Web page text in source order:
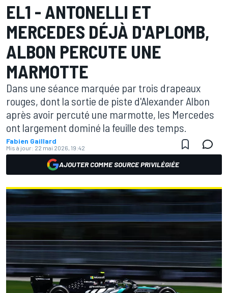
EL1 - ANTONELLI ET
MERCEDES DÉJÀ D'APLOMB,
ALBON PERCUTE UNE
MARMOTTE
Dans une séance marquée par trois drapeaux
rouges, dont la sortie de piste d'Alexander Albon
après avoir percuté une marmotte, les Mercedes
ont largement dominé la feuille des temps.
Fabien Gaillard
Mis à jour: 22 mai 2026, 19:42
AJOUTER COMME SOURCE PRIVILÉGIÉE